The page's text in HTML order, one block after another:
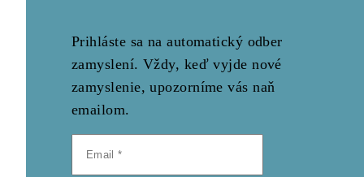
Prihláste sa na automatický odber
zamyslení. Vždy, keď vyjde nové
zamyslenie, upozorníme vás naň
emailom.